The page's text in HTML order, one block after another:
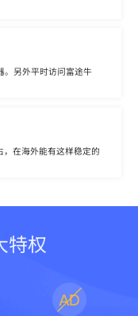
。另外平时访问富途牛
在海外能有这样稳定的
特权